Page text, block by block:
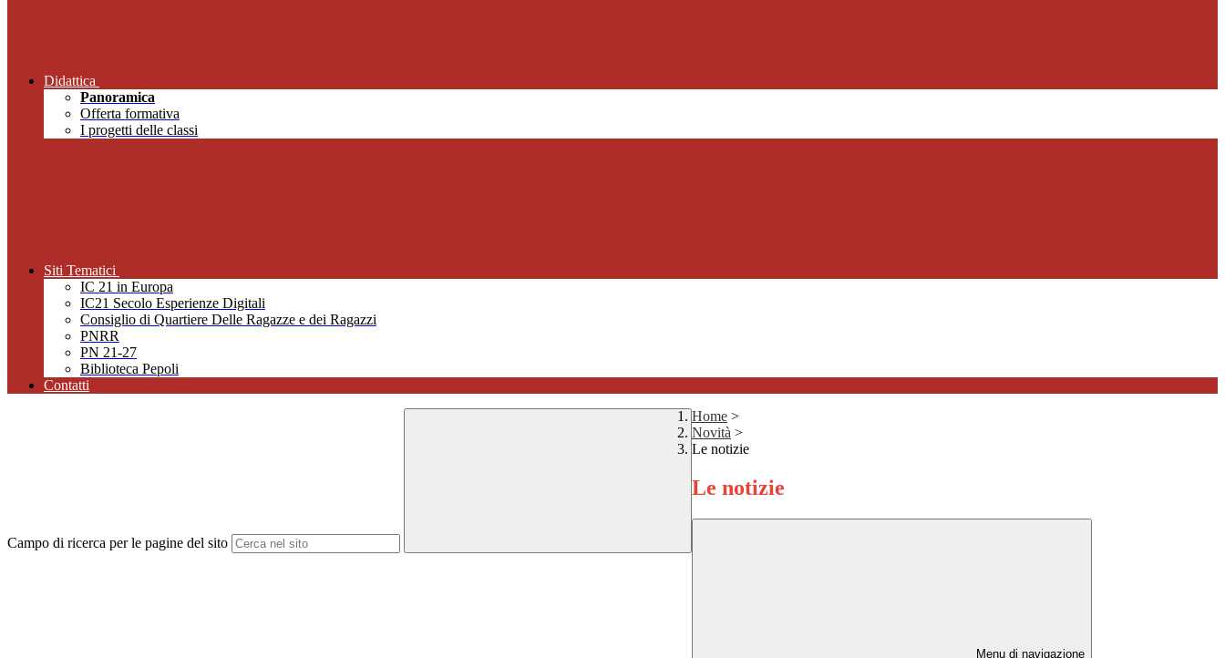
Didattica
Panoramica
Offerta formativa
I progetti delle classi
Siti Tematici
IC 21 in Europa
IC21 Secolo Esperienze Digitali
Consiglio di Quartiere Delle Ragazze e dei Ragazzi
PNRR
PN 21-27
Biblioteca Pepoli
Contatti
Campo di ricerca per le pagine del sito
Home >
Novità >
Le notizie
Le notizie
Menu di navigazione